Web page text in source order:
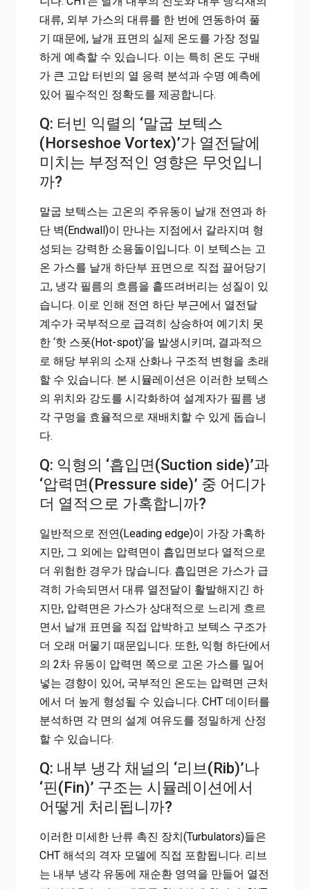
대류, 외부 가스의 대류를 한 번에 연동하여 풀
기 때문에, 날개 표면의 실제 온도를 가장 정밀
하게 예측할 수 있습니다. 이는 특히 온도 구배
가 큰 고압 터빈의 열 응력 분석과 수명 예측에
있어 필수적인 정확도를 제공합니다.
Q: 터빈 익렬의 ‘말굽 보텍스
(Horseshoe Vortex)’가 열전달에
미치는 부정적인 영향은 무엇입니
까?
말굽 보텍스는 고온의 주유동이 날개 전연과 하
단 벽(Endwall)이 만나는 지점에서 갈라지며 형
성되는 강력한 소용돌이입니다. 이 보텍스는 고
온 가스를 날개 하단부 표면으로 직접 끌어당기
고, 냉각 필름의 흐름을 흩뜨려버리는 성질이 있
습니다. 이로 인해 전연 하단 부근에서 열전달
계수가 국부적으로 급격히 상승하여 예기치 못
한 ‘핫 스폿(Hot-spot)’을 발생시키며, 결과적으
로 해당 부위의 소재 산화나 구조적 변형을 초래
할 수 있습니다. 본 시뮬레이션은 이러한 보텍스
의 위치와 강도를 시각화하여 설계자가 필름 냉
각 구멍을 효율적으로 재배치할 수 있게 돕습니
다.
Q: 익형의 ‘흡입면(Suction side)’과
‘압력면(Pressure side)’ 중 어디가
더 열적으로 가혹합니까?
일반적으로 전연(Leading edge)이 가장 가혹하
지만, 그 외에는 압력면이 흡입면보다 열적으로
더 위험한 경우가 많습니다. 흡입면은 가스가 급
격히 가속되면서 대류 열전달이 활발해지긴 하
지만, 압력면은 가스가 상대적으로 느리게 흐르
면서 날개 표면을 직접 압박하고 보텍스 구조가
더 오래 머물기 때문입니다. 또한, 익형 하단에서
의 2차 유동이 압력면 쪽으로 고온 가스를 밀어
넣는 경향이 있어, 국부적인 온도는 압력면 근처
에서 더 높게 형성될 수 있습니다. CHT 데이터를
분석하면 각 면의 설계 여유도를 정밀하게 산정
할 수 있습니다.
Q: 내부 냉각 채널의 ‘리브(Rib)’나
‘핀(Fin)’ 구조는 시뮬레이션에서
어떻게 처리됩니까?
이러한 미세한 난류 촉진 장치(Turbulators)들은
CHT 해석의 격자 모델에 직접 포함됩니다. 리브
는 내부 냉각 유동에 재순환 영역을 만들어 열전